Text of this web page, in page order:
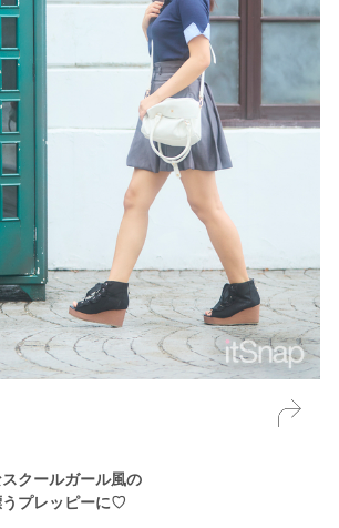
クールガール風の
プレッピーに♡